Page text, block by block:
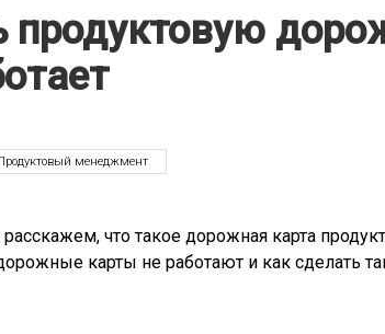
продуктовую
менеджмент
что такое дорожная карта
карты не работают и как сделать